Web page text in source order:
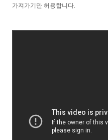
가져가기만 허용합니다.